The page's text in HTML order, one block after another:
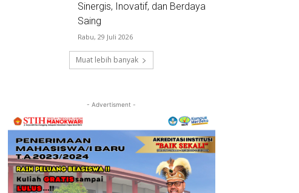
Sinergis, Inovatif, dan Berdaya
Saing
Rabu, 29 Juli 2026
Muat lebih banyak
- Advertisment -